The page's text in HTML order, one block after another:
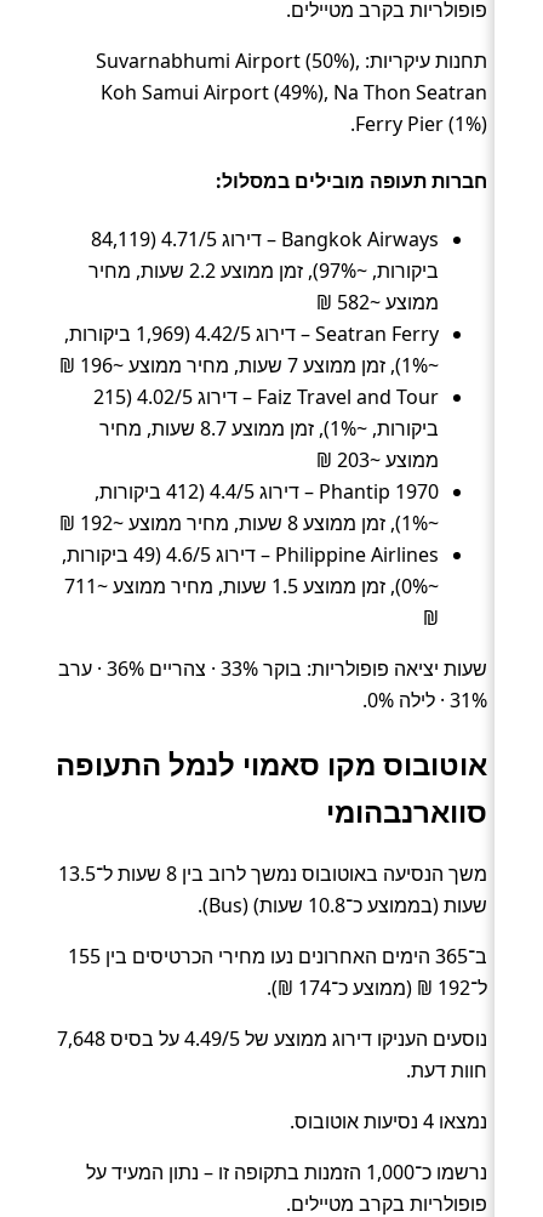
פופולריות בקרב מטיילים.
תחנות עיקריות: Suvarnabhumi Airport (50%),
Koh Samui Airport (49%), Na Thon Seatran
Ferry Pier (1%).
חברות תעופה מובילים במסלול:
Bangkok Airways – דירוג 4.71/5 (84,119
ביקורות, ~97%), זמן ממוצע 2.2 שעות, מחיר
ממוצע ~582 ₪
Seatran Ferry – דירוג 4.42/5 (1,969 ביקורות,
~1%), זמן ממוצע 7 שעות, מחיר ממוצע ~196 ₪
Faiz Travel and Tour – דירוג 4.02/5 (215
ביקורות, ~1%), זמן ממוצע 8.7 שעות, מחיר
ממוצע ~203 ₪
Phantip 1970 – דירוג 4.4/5 (412 ביקורות,
~1%), זמן ממוצע 8 שעות, מחיר ממוצע ~192 ₪
Philippine Airlines – דירוג 4.6/5 (49 ביקורות,
~0%), זמן ממוצע 1.5 שעות, מחיר ממוצע ~711
₪
שעות יציאה פופולריות: בוקר 33% · צהריים 36% · ערב
31% · לילה 0%.
אוטובוס מקו סאמוי לנמל התעופה
סווארנבהומי
משך הנסיעה באוטובוס נמשך לרוב בין 8 שעות ל־13.5
שעות (בממוצע כ־10.8 שעות) (Bus).
ב־365 הימים האחרונים נעו מחירי הכרטיסים בין 155
ל־192 ₪ (ממוצע כ־174 ₪).
נוסעים העניקו דירוג ממוצע של 4.49/5 על בסיס 7,648
חוות דעת.
נמצאו 4 נסיעות אוטובוס.
נרשמו כ־1,000 הזמנות בתקופה זו – נתון המעיד על
פופולריות בקרב מטיילים.